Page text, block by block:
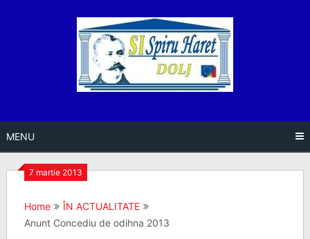
MENU
7 martie 2013
Home
ÎN ACTUALITATE
Anunt Concediu de odihna 2013